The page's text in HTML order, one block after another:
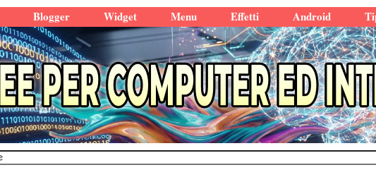
Blogger Widget Menu Effetti Android